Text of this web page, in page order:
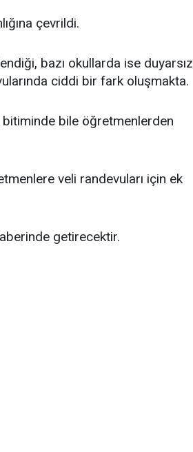
çevrildi.
bazı okullarda ise duyarsız
ciddi bir fark oluşmakta.
bile öğretmenlerden
veli randevuları için ek
getirecektir.